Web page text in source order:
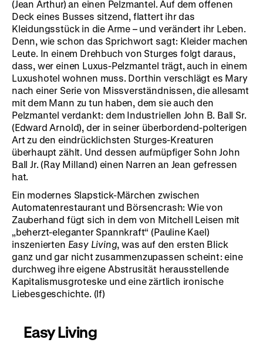
(Jean Arthur) an einen Pelzmantel. Auf dem offenen
Deck eines Busses sitzend, flattert ihr das
Kleidungsstück in die Arme – und verändert ihr Leben.
Denn, wie schon das Sprichwort sagt: Kleider machen
Leute. In einem Drehbuch von Sturges folgt daraus,
dass, wer einen Luxus-Pelzmantel trägt, auch in einem
Luxushotel wohnen muss. Dorthin verschlägt es Mary
nach einer Serie von Missverständnissen, die allesamt
mit dem Mann zu tun haben, dem sie auch den
Pelzmantel verdankt: dem Industriellen John B. Ball Sr.
(Edward Arnold), der in seiner überbordend-polterigen
Art zu den eindrücklichsten Sturges-Kreaturen
überhaupt zählt. Und dessen aufmüpfiger Sohn John
Ball Jr. (Ray Milland) einen Narren an Jean gefressen
hat.
Ein modernes Slapstick-Märchen zwischen
Automatenrestaurant und Börsencrash: Wie von
Zauberhand fügt sich in dem von Mitchell Leisen mit
„beherzt-eleganter Spannkraft“ (Pauline Kael)
inszenierten Easy Living, was auf den ersten Blick
ganz und gar nicht zusammenzupassen scheint: eine
durchweg ihre eigene Abstrusität herausstellende
Kapitalismusgroteske und eine zärtlich ironische
Liebesgeschichte. (lf)
Easy Living